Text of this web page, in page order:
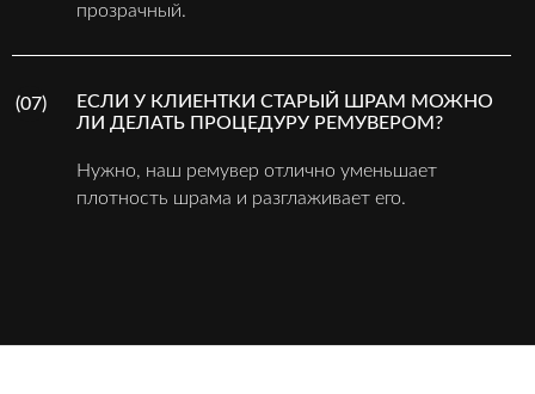
прозрачный.
(07)
ЕСЛИ У КЛИЕНТКИ СТАРЫЙ ШРАМ МОЖНО
ЛИ ДЕЛАТЬ ПРОЦЕДУРУ РЕМУВЕРОМ?
Нужно, наш ремувер отлично уменьшает
плотность шрама и разглаживает его.